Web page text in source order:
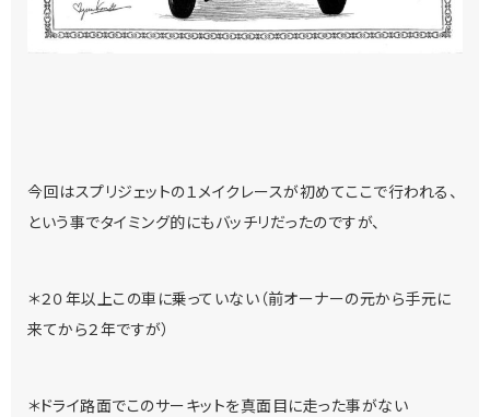
今回はスプリジェットの１メイクレースが初めてここで行われる、
という事でタイミング的にもバッチリだったのですが、
＊２０年以上この車に乗っていない（前オーナーの元から手元に
来てから２年ですが）
＊ドライ路面でこのサーキットを真面目に走った事がない